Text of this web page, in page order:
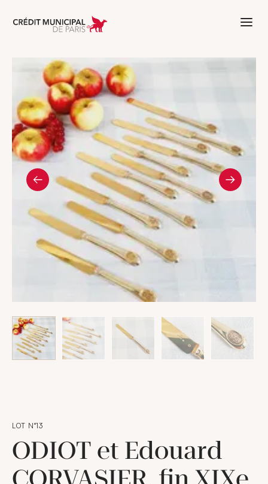
Aller à l'accueil de Crédit Municipal
LOT N°13
ODIOT et Edouard